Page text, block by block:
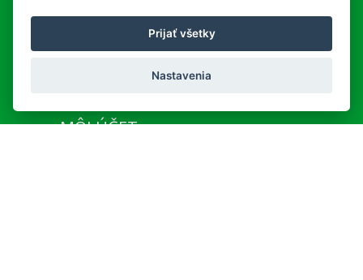
Lekáreň na Korze
Doručenie a platba
REKLAMAČNÝ PORIADOK
MÔJ ÚČET
Prijať všetky
Nastavenia